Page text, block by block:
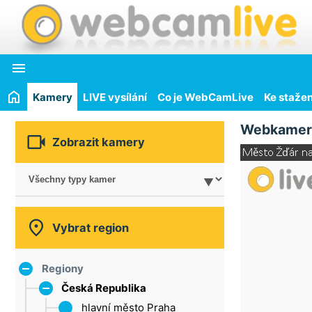

Kamery LIVE vysílání Co je WebCamLive Ke
 Zobrazit kamery
 Vybrat region
Regiony
Česká Republika
hlavní město Praha